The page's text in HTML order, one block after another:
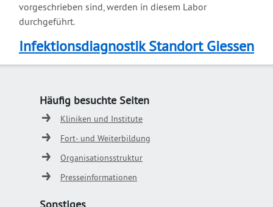
vorgeschrieben sind, werden in diesem Labor
durchgeführt.
Infektionsdiagnostik Standort Giessen
Häufig besuchte Seiten
Kliniken und Institute
Fort- und Weiterbildung
Organisationsstruktur
Presseinformationen